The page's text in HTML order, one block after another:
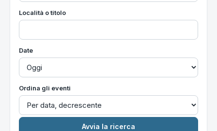
Località o titolo
Date
Ordina gli eventi